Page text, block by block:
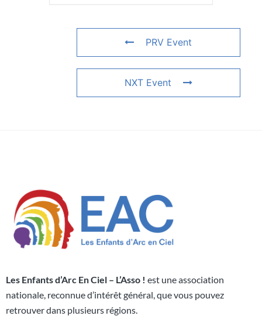
PRV Event
NXT Event
Les Enfants d’Arc En Ciel – L’Asso ! est une association
nationale, reconnue d’intérêt général, que vous pouvez
retrouver dans plusieurs régions.